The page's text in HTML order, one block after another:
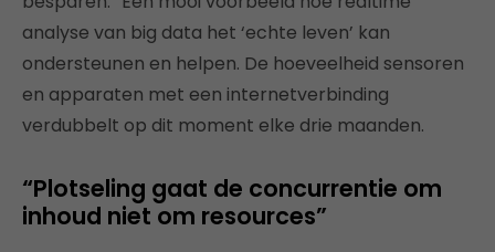
analyse van big data het ‘echte leven’ kan
ondersteunen en helpen. De hoeveelheid sensoren
en apparaten met een internetverbinding
verdubbelt op dit moment elke drie maanden.
“Plotseling gaat de concurrentie om
inhoud niet om resources”